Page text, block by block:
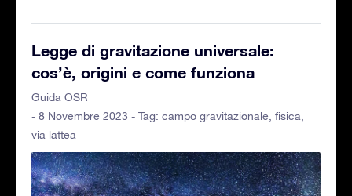
Legge di gravitazione universale:
cos’è, origini e come funziona
Guida OSR
- 8 Novembre 2023 - Tag: campo gravitazionale fisica
via lattea